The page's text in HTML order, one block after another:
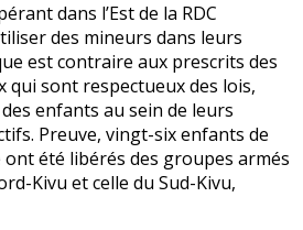
dans l’Est de la RDC
des mineurs dans leurs
est contraire aux prescrits des
qui sont respectueux des lois,
enfants au sein de leurs
Preuve, vingt-six enfants de
été libérés des groupes armés
Kivu et celle du Sud-Kivu,